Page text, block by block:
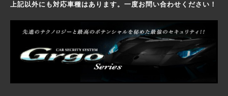
上記以外にも対応車種はあります。一度お問い合わせください！